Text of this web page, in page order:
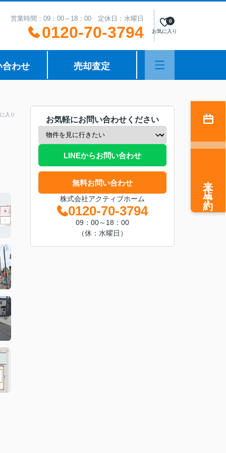
営業時間：09：00～18：00 定休日：水曜日
0120-70-3794 お気に入り
0
合わせ 売却査定
入り
お気軽にお問い合わせください
LINEからお問い合わせ
無料お問い合わせ
株式会社アクティブホーム
0120-70-3794
09：00～18：00
（休：水曜日）
来店予約